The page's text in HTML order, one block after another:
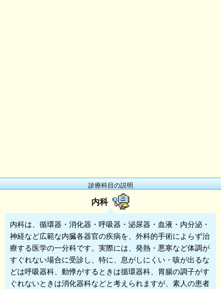
診療科目の説明
内科
内科は、循環器・消化器・呼吸器・泌尿器・血液・内分泌・
神経など広範な内臓各器官の疾病を、外科的手術によらず治
療する医学の一分科です。実際には、発熱・悪寒など体調が
すぐれない場合に受診し、特に、息がしにくい・咳が出るな
どは呼吸器科、動悸がするときは循環器科、胃腸の調子がす
ぐれないときは消化器科などと考えられますが、素人の患者